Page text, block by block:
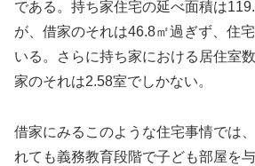
である。持ち家住宅の延べ面積は
が、借家のそれは46.8㎡過ぎず、住
いる。さらに持ち家における居住室
家のそれは2.58室でしかない。
借家にみるこのような住宅事情では
れても義務教育段階で子ども部屋を